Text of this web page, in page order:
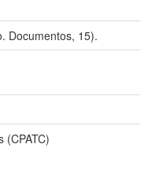
Documentos, 15).
(CPATC)